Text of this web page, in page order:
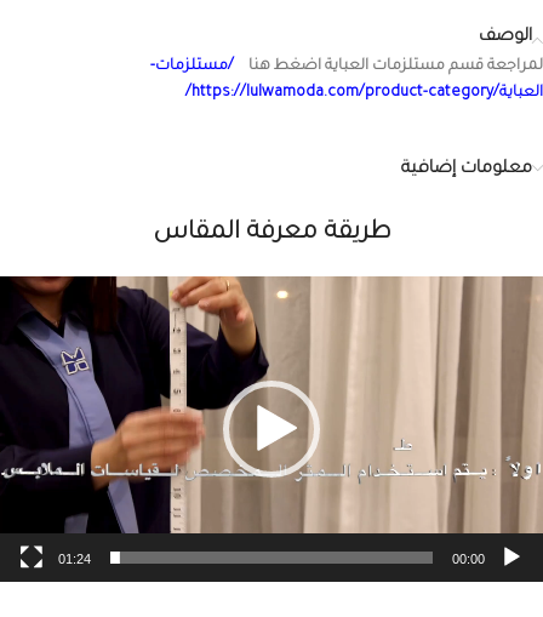
الوصف
لمراجعة قسم مستلزمات العباية اضغط هنا
/مستلزمات-
العباية/https://lulwamoda.com/product-category/
معلومات إضافية
طريقة معرفة المقاس
00:00
01:24